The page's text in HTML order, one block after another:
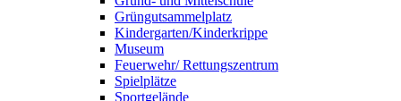
Grüngutsammelplatz
Kindergarten/Kinderkrippe
Museum
Feuerwehr/ Rettungszentrum
Spielplätze
Sportgelände